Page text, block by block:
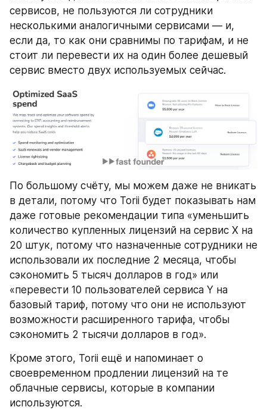
сервисов, не пользуются ли сотрудники
несколькими аналогичными сервисами — и,
если да, то как они сравнимы по тарифам, и не
стоит ли перевести их на один более дешевый
сервис вместо двух используемых сейчас.
По большому счёту, мы можем даже не вникать
в детали, потому что Torii будет показывать нам
даже готовые рекомендации типа «уменьшить
количество купленных лицензий на сервис X на
20 штук, потому что назначенные сотрудники не
использовали их последние 2 месяца, чтобы
сэкономить 5 тысяч долларов в год» или
«перевести 10 пользователей сервиса Y на
базовый тариф, потому что они не используют
возможности расширенного тарифа, чтобы
сэкономить 2 тысячи долларов в год».
Кроме этого, Torii ещё и напоминает о
своевременном продлении лицензий на те
облачные сервисы, которые в компании
используются.